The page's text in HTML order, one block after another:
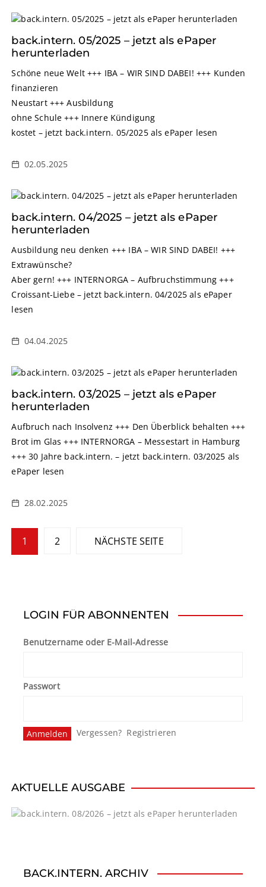
back.intern. 05/2025 – jetzt als ePaper
herunterladen
Schöne neue Welt +++ IBA – WIR SIND DABEI! +++ Kunden
finanzieren
Neustart +++ Ausbildung
ohne Schule +++ Innere Kündigung
kostet – jetzt back.intern. 05/2025 als ePaper lesen
02.05.2025
back.intern. 04/2025 – jetzt als ePaper
herunterladen
Ausbildung neu denken +++ IBA – WIR SIND DABEI! +++
Extrawünsche?
Aber gern! +++ INTERNORGA – Aufbruchstimmung +++
Croissant-Liebe – jetzt back.intern. 04/2025 als ePaper
lesen
04.04.2025
back.intern. 03/2025 – jetzt als ePaper
herunterladen
Aufbruch nach Insolvenz +++ Den Überblick behalten +++
Brot im Glas +++ INTERNORGA – Messestart in Hamburg
+++ 30 Jahre back.intern. – jetzt back.intern. 03/2025 als
ePaper lesen
28.02.2025
S
e
n
u
m
r
i
u
1 2 NÄCHSTE SEITE
LOGIN FÜR ABONNENTEN
Benutzername oder E-Mail-Adresse
Passwort
Vergessen? Registrieren
AKTUELLE AUSGABE
BACK.INTERN. ARCHIV